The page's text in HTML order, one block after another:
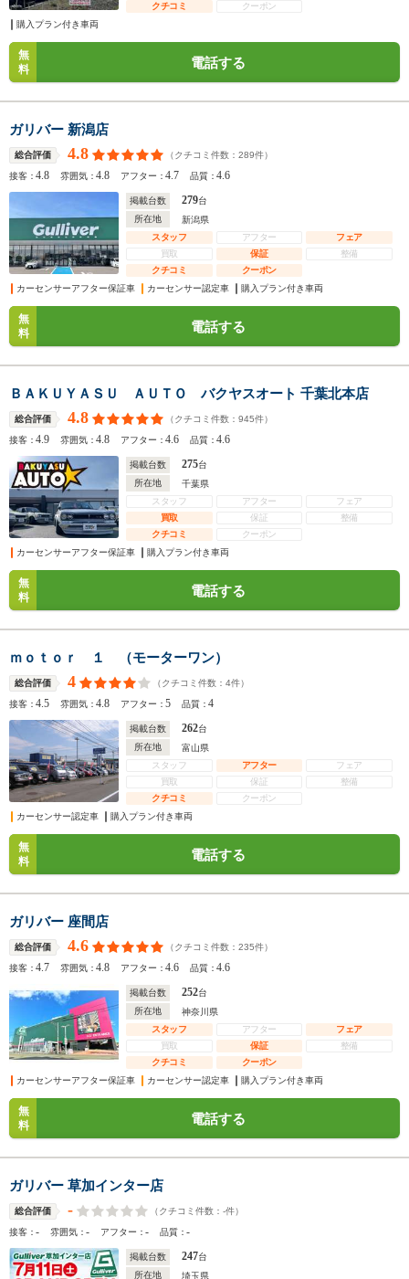
クチコミ
クーポン
購入プラン付き車両
無
料
電話する
ガリバー 新潟店
総合評価 4.8 （クチコミ件数： 289件）
接客：4.8 雰囲気：4.8 アフター：4.7 品質：4.6
掲載台数 279台
所在地
新潟県
スタッフ
アフター
フェア
買取
保証
整備
クチコミ
クーポン
カーセンサーアフター保証車
カーセンサー認定車 購入プラン付き車両
無
料
電話する
ＢＡＫＵＹＡＳＵ ＡＵＴＯ バクヤスオート 千葉北本店
総合評価 4.8 （クチコミ件数： 945件）
接客：4.9 雰囲気：4.8 アフター：4.6 品質：4.6
掲載台数 275台
所在地
千葉県
スタッフ
アフター
フェア
買取
保証
整備
クチコミ
クーポン
カーセンサーアフター保証車
購入プラン付き車両
無
料
電話する
ｍｏｔｏｒ １ （モーターワン）
総合評価 4 （クチコミ件数： 4件）
接客：4.5 雰囲気：4.8 アフター：5 品質：4
掲載台数 262台
所在地
富山県
スタッフ
アフター
フェア
買取
保証
整備
クチコミ
クーポン
カーセンサー認定車
購入プラン付き車両
無
料
電話する
ガリバー 座間店
総合評価 4.6 （クチコミ件数： 235件）
接客：4.7 雰囲気：4.8 アフター：4.6 品質：4.6
掲載台数 252台
所在地
神奈川県
スタッフ
アフター
フェア
買取
保証
整備
クチコミ
クーポン
カーセンサーアフター保証車
カーセンサー認定車 購入プラン付き車両
無
料
電話する
ガリバー 草加インター店
総合評価 - （クチコミ件数： -件）
接客：- 雰囲気：- アフター：- 品質：-
掲載台数 247台
所在地
埼玉県